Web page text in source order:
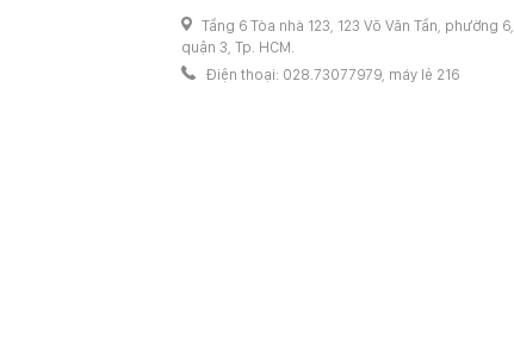
Tầng 6 Tòa nhà 123, 123 Võ Văn Tần, phường 6,
quận 3, Tp. HCM.
Điện thoại: 028.73077979, máy lẻ 216